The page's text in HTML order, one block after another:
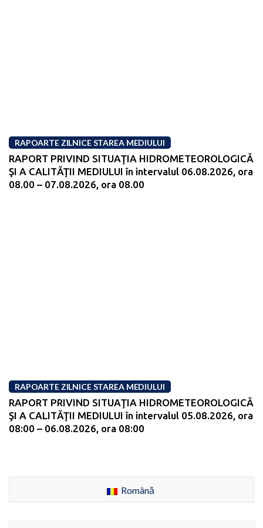
RAPOARTE ZILNICE STAREA MEDIULUI
RAPORT PRIVIND SITUAŢIA HIDROMETEOROLOGICĂ
ŞI A CALITĂŢII MEDIULUI în intervalul 06.08.2026, ora
08.00 – 07.08.2026, ora 08.00
RAPOARTE ZILNICE STAREA MEDIULUI
RAPORT PRIVIND SITUAŢIA HIDROMETEOROLOGICĂ
ŞI A CALITĂŢII MEDIULUI în intervalul 05.08.2026, ora
08:00 – 06.08.2026, ora 08:00
Română